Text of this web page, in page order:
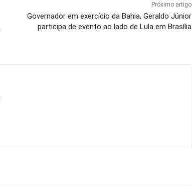
Próximo artigo
Governador em exercício da Bahia, Geraldo Júnior
participa de evento ao lado de Lula em Brasília